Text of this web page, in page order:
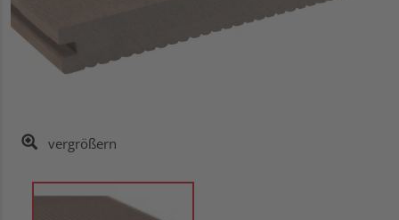
vergrößern